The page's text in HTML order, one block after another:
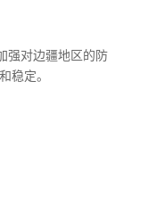
强对边疆地区的防
稳定。